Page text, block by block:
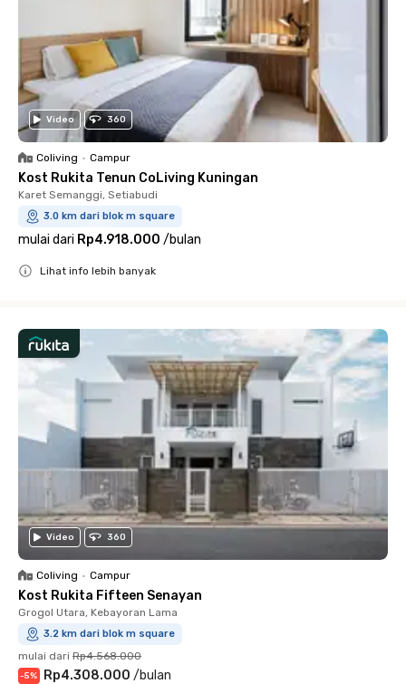
Video 360
Coliving • Campur
Kost Rukita Tenun CoLiving Kuningan
Karet Semanggi, Setiabudi
3.0 km dari blok m square
mulai dari Rp4.918.000 /bulan
Lihat info lebih banyak
Video 360
Coliving • Campur
Kost Rukita Fifteen Senayan
Grogol Utara, Kebayoran Lama
3.2 km dari blok m square
mulai dari Rp4.568.000
-5% Rp4.308.000 /bulan